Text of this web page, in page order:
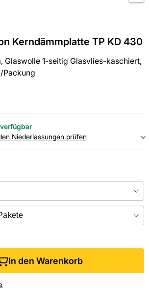
Kerndämmplatte TP KD 430
Glaswolle 1-seitig Glasvlies-kaschiert,
Packung
Niederlassungen prüfen
In den Warenkorb